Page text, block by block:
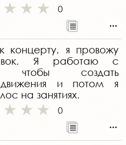
0
концерту, я провожу
Я работаю с
чтобы создать
движения и потом я
на занятиях.
0